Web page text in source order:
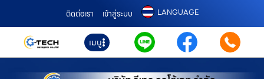
ติดต่อเรา เข้าสู่ระบบ LANGUAGE
เมนู